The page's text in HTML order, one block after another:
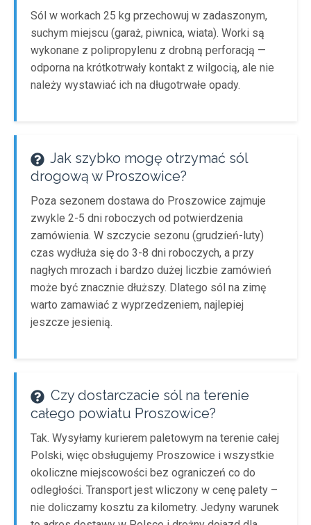
Sól w workach 25 kg przechowuj w zadaszonym,
suchym miejscu (garaż, piwnica, wiata). Worki są
wykonane z polipropylenu z drobną perforacją —
odporna na krótkotrwały kontakt z wilgocią, ale nie
należy wystawiać ich na długotrwałe opady.
Jak szybko mogę otrzymać sól
drogową w Proszowice?
Poza sezonem dostawa do Proszowice zajmuje
zwykle 2-5 dni roboczych od potwierdzenia
zamówienia. W szczycie sezonu (grudzień-luty)
czas wydłuża się do 3-8 dni roboczych, a przy
nagłych mrozach i bardzo dużej liczbie zamówień
może być znacznie dłuższy. Dlatego sól na zimę
warto zamawiać z wyprzedzeniem, najlepiej
jeszcze jesienią.
Czy dostarczacie sól na terenie
całego powiatu Proszowice?
Tak. Wysyłamy kurierem paletowym na terenie całej
Polski, więc obsługujemy Proszowice i wszystkie
okoliczne miejscowości bez ograniczeń co do
odległości. Transport jest wliczony w cenę palety –
nie doliczamy kosztu za kilometry. Jedyny warunek